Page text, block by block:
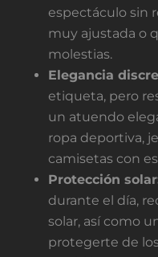
espectáculo sin
muy ajustada o
molestias.
Elegancia
etiqueta, pero
un atuendo
ropa deportiva,
camisetas con
Protección
durante el día,
solar, así como
protegerte de